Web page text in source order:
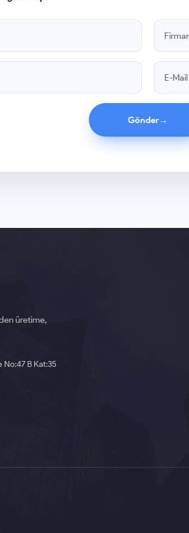
Gönder→
üretime,
No:47 B Kat:35